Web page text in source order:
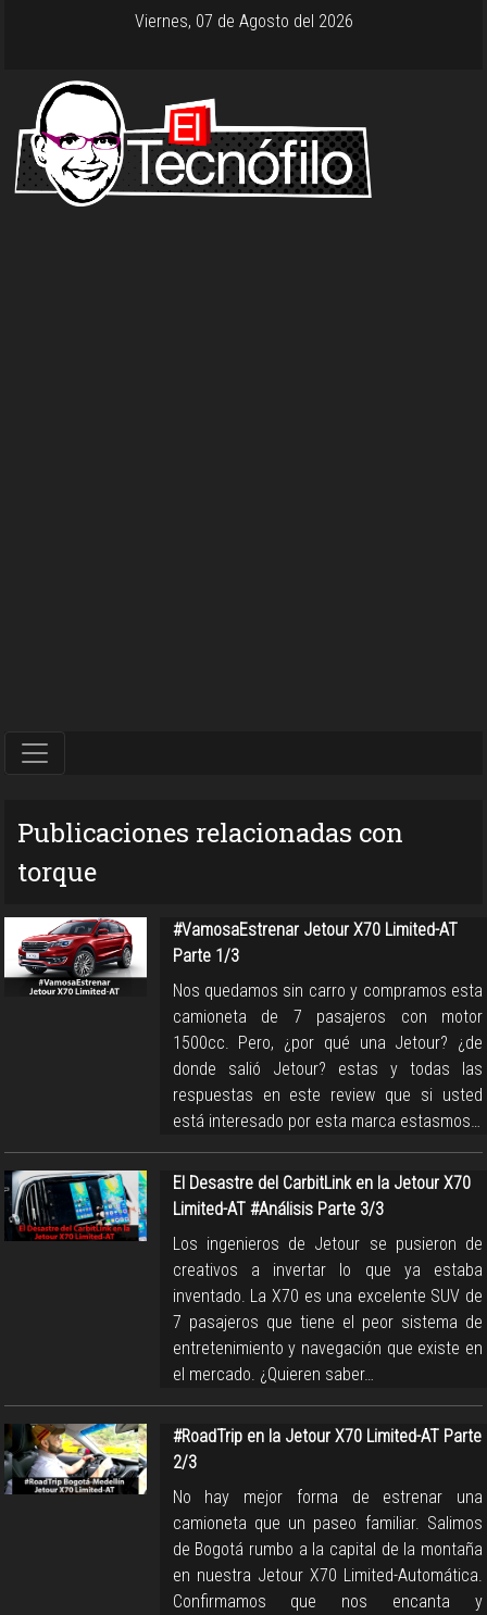
Viernes, 07 de Agosto del 2026
Publicaciones relacionadas con
torque
#VamosaEstrenar Jetour X70 Limited-AT
Parte 1/3
Nos quedamos sin carro y compramos esta
camioneta de 7 pasajeros con motor
1500cc. Pero, ¿por qué una Jetour? ¿de
donde salió Jetour? estas y todas las
respuestas en este review que si usted
está interesado por esta marca estasmos…
El Desastre del CarbitLink en la Jetour X70
Limited-AT #Análisis Parte 3/3
Los ingenieros de Jetour se pusieron de
creativos a invertar lo que ya estaba
inventado. La X70 es una excelente SUV de
7 pasajeros que tiene el peor sistema de
entretenimiento y navegación que existe en
el mercado. ¿Quieren saber…
#RoadTrip en la Jetour X70 Limited-AT Parte
2/3
No hay mejor forma de estrenar una
camioneta que un paseo familiar. Salimos
de Bogotá rumbo a la capital de la montaña
en nuestra Jetour X70 Limited-Automática.
Confirmamos que nos encanta y